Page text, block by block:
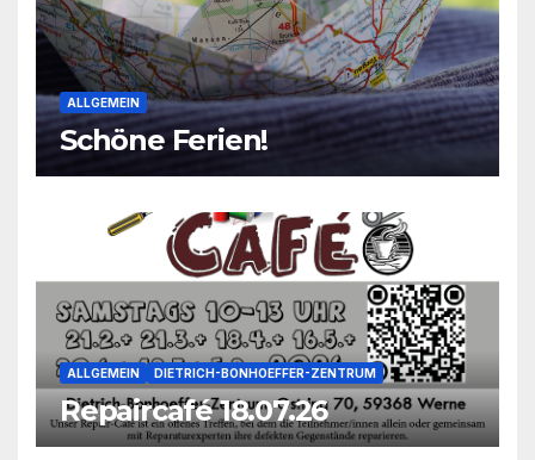
ALLGEMEIN
Schöne Ferien!
ALLGEMEIN DIETRICH-BONHOEFFER-ZENTRUM
Repaircafé 18.07.26